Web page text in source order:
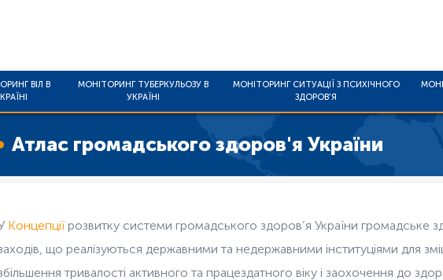
ВІЛ В
МОНІТОРИНГ ТУБЕРКУЛЬОЗУ В
УКРАЇНІ
МОНІТОРИНГ СИТУАЦІЇ З ПСИХІЧНОГО
ЗДОРОВ'Я
Атлас громадського здоров'я України
Концепції розвитку системи громадського здоров’я України громадське
що реалізуються державними та недержавними інституціями для
тривалості активного та працездатного віку і заохочення до